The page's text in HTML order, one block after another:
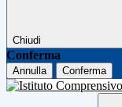
Chiudi
Conferma
Annulla Conferma